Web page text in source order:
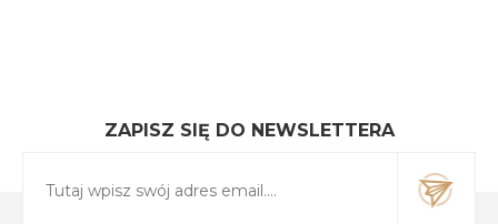
ZAPISZ SIĘ DO NEWSLETTERA